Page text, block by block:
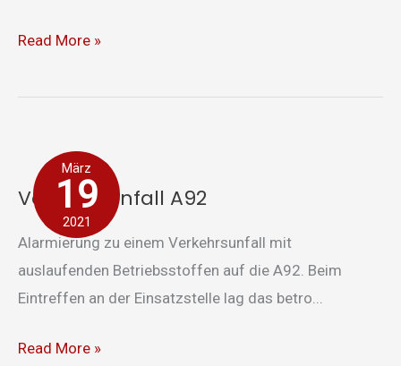
Read More »
März
19
2021
Verkehrsunfall A92
Alarmierung zu einem Verkehrsunfall mit
auslaufenden Betriebsstoffen auf die A92. Beim
Eintreffen an der Einsatzstelle lag das betro...
Verkehrsunfall
A92
Read More »